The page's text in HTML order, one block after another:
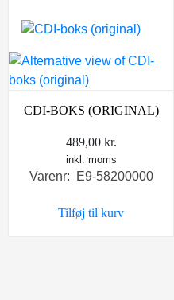
CDI-BOKS (ORIGINAL)
489,00 kr.
inkl. moms
Varenr: E9-58200000
Tilføj til kurv